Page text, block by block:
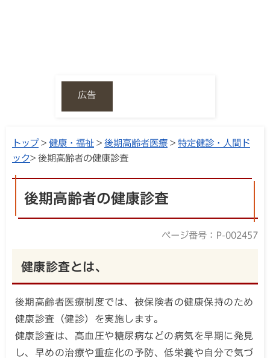
広告
トップ> 健康・福祉 > 後期高齢者医療 > 特定健診・人間ド
ック> 後期高齢者の健康診査
後期高齢者の健康診査
ページ番号：P-002457
健康診査とは、
後期高齢者医療制度では、被保険者の健康保持のため
健康診査（健診）を実施します。
健康診査は、高血圧や糖尿病などの病気を早期に発見
し、早めの治療や重症化の予防、低栄養や自分で気づ